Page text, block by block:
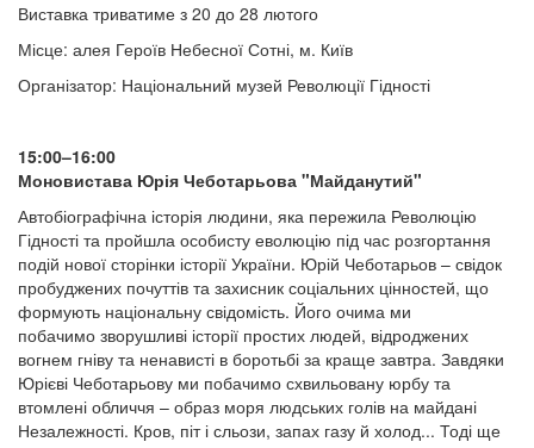
Виставка триватиме з 20 до 28 лютого
Місце: алея Героїв Небесної Сотні, м. Київ
Організатор: Національний музей Революції Гідності
15:00–16:00
Моновистава Юрія Чеботарьова "Майданутий"
Автобіографічна історія людини, яка пережила Революцію
Гідності та пройшла особисту еволюцію під час розгортання
подій нової сторінки історії України. Юрій Чеботарьов – свідок
пробуджених почуттів та захисник соціальних цінностей, що
формують національну свідомість. Його очима ми
побачимо зворушливі історії простих людей, відроджених
вогнем гніву та ненависті в боротьбі за краще завтра. Завдяки
Юрієві Чеботарьову ми побачимо схвильовану юрбу та
втомлені обличчя – образ моря людських голів на майдані
Незалежності. Кров, піт і сльози, запах газу й холод... Тоді ще